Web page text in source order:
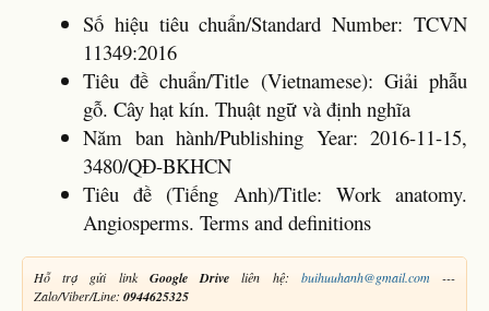
Số hiệu tiêu chuẩn/Standard Number: TCVN
11349:2016
Tiêu đề chuẩn/Title (Vietnamese): Giải phẫu
gỗ. Cây hạt kín. Thuật ngữ và định nghĩa
Năm ban hành/Publishing Year: 2016-11-15,
3480/QĐ-BKHCN
Tiêu đề (Tiếng Anh)/Title: Work anatomy.
Angiosperms. Terms and definitions
Hỗ trợ gửi link Google Drive liên hệ: buihuuhanh@gmail.com---
Zalo/Viber/Line: 0944625325